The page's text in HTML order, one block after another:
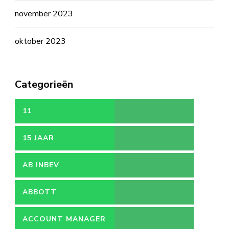
november 2023
oktober 2023
Categorieën
11
15 JAAR
AB INBEV
ABBOTT
ACCOUNT MANAGER